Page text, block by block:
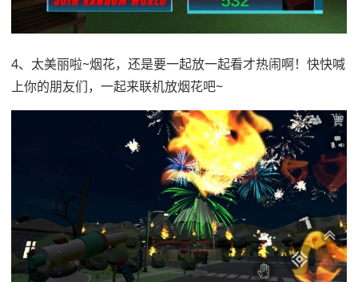
4、太美丽啦~烟花，还是要一起放一起看才热闹啊！快快喊
上你的朋友们，一起来联机放烟花吧~